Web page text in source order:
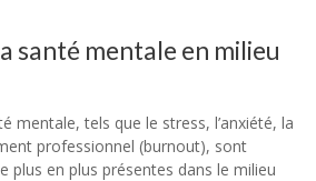
santé mentale en milieu
mentale, tels que le stress, l’anxiété, la
professionnel (burnout), sont
plus en plus présentes dans le milieu